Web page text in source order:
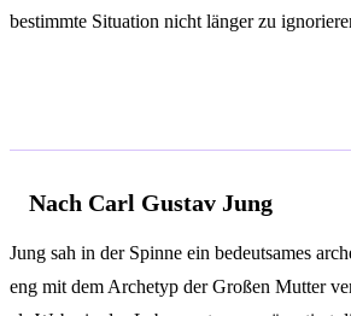
bestimmte Situation nicht länger zu
Nach Carl Gustav Jung
Jung sah in der Spinne ein bedeutsames
eng mit dem Archetyp der Großen Mutter